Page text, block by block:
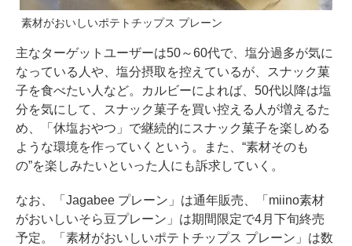
素材がおいしいポテトチップス プレーン
主なターゲットユーザーは50～60代で、塩分過多が気に
なっている人や、塩分摂取を控えているが、スナック菓
子を食べたい人など。カルビーによれば、50代以降は塩
分を気にして、スナック菓子を買い控える人が増えるた
め、「休塩おやつ」で継続的にスナック菓子を楽しめる
ような環境を作っていくという。また、“素材そのも
の”を楽しみたいといった人にも訴求していく。
なお、「Jagabee プレーン」は通年販売、「miino素材
がおいしいそら豆プレーン」は期間限定で4月下旬終売
予定。「素材がおいしいポテトチップス プレーン」は数